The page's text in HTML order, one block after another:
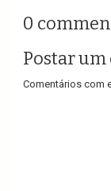
0
Postar
Comentários com